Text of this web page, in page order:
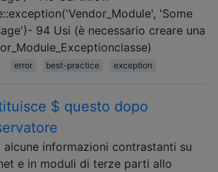
'Some
94 Usi (è necessario creare una
error best-practice exception
$ questo dopo
alcune informazioni contrastanti su
e in moduli di terze parti allo